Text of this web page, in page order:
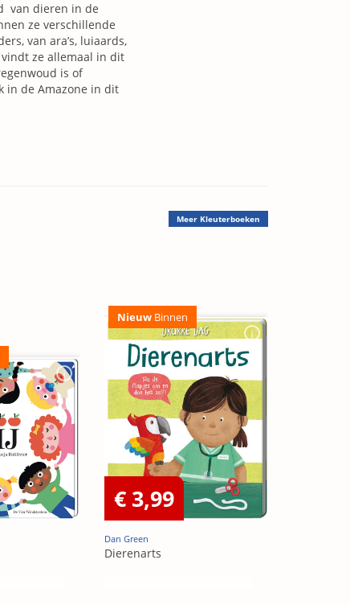
van dieren in de
ze verschillende
van ara’s, luiaards,
ze allemaal in dit
is of
in de Amazone in dit
Meer Kleuterboeken
Nieuw Binnen
€ 3,99
Dan Green
Dierenarts